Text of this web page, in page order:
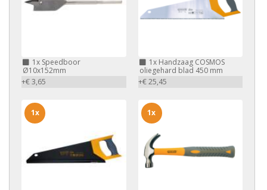
1x Speedboor
Ø10x152mm
+€ 3,65
1xHandzaag COSMOS
oliegehard blad 450 mm
+€ 25,45
1x 1x